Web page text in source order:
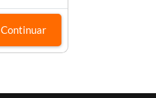
Continuar